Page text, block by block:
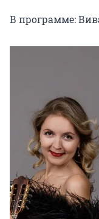
В программе: